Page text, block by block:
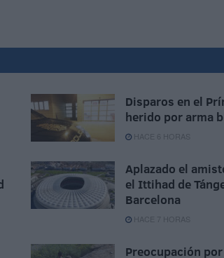
Disparos en el
herido por arma
HACE 6 HORAS
Aplazado el
el Ittihad de
Barcelona
HACE 7 HORAS
Preocupación